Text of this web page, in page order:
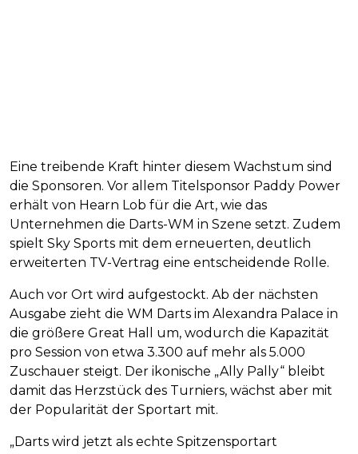
Eine treibende Kraft hinter diesem Wachstum sind
die Sponsoren. Vor allem Titelsponsor Paddy Power
erhält von Hearn Lob für die Art, wie das
Unternehmen die Darts-WM in Szene setzt. Zudem
spielt Sky Sports mit dem erneuerten, deutlich
erweiterten TV-Vertrag eine entscheidende Rolle.
Auch vor Ort wird aufgestockt. Ab der nächsten
Ausgabe zieht die WM Darts im Alexandra Palace in
die größere Great Hall um, wodurch die Kapazität
pro Session von etwa 3.300 auf mehr als 5.000
Zuschauer steigt. Der ikonische „Ally Pally“ bleibt
damit das Herzstück des Turniers, wächst aber mit
der Popularität der Sportart mit.
„Darts wird jetzt als echte Spitzensportart